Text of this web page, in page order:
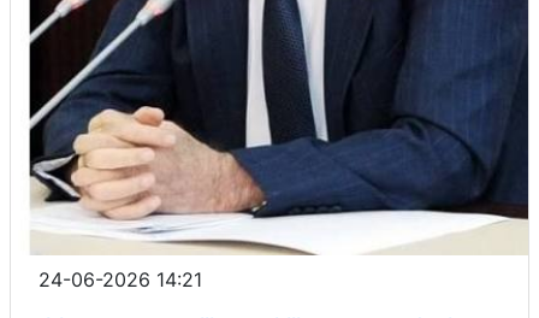
24-06-2026 14:21